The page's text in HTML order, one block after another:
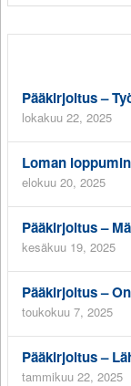
Pääkirjoitus –
lokakuu 22, 2025
Loman
elokuu 20, 2025
Pääkirjoitus –
kesäkuu 19, 2025
Pääkirjoitus –
toukokuu 7, 2025
Pääkirjoitus –
tammikuu 22, 2025